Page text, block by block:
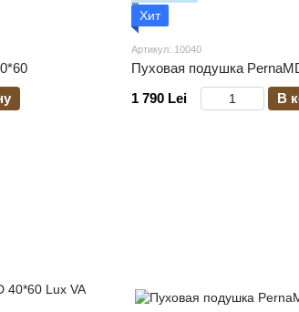
Хит
Артикул: 10040
Пуховая подушка
1 790 Lei
В